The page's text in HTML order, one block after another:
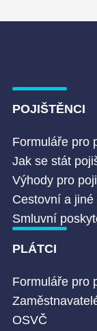
POJIŠTĚNCI
Formuláře pro
Jak se stát
Výhody pro
Cestovní a
Smluvní
PLÁTCI
Formuláře pro
OSVČ